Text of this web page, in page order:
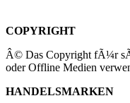
COPYRIGHT
Â© Das Copyright fÃ¼r
oder Offline Medien
HANDELSMARKEN